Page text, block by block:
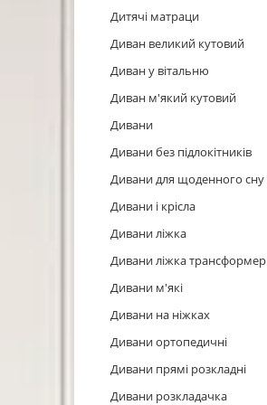
Дитячі матраци
Диван великий кутовий
Диван у вітальню
Диван м'який кутовий
Дивани
Дивани без підлокітників
Дивани для щоденного сну
Дивани і крісла
Дивани ліжка
Дивани ліжка трансформер
Дивани м'які
Дивани на ніжках
Дивани ортопедичні
Дивани прямі розкладні
Дивани розкладачка